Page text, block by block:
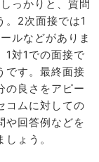
っかりと、質問
。2次面接では1
ルなどがありま
1対1での面接で
です。最終面接
の良さをアピー
コムに対しての
や回答例などを
ょう。